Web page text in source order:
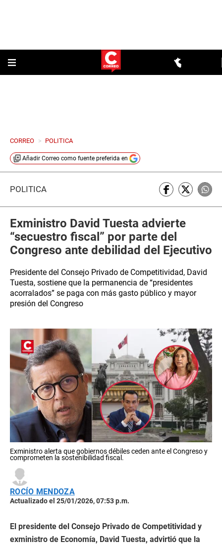
CORREO > POLITICA
Añadir Correo como fuente preferida en
POLÍTICA
Exministro David Tuesta advierte
“secuestro fiscal” por parte del
Congreso ante debilidad del Ejecutivo
Presidente del Consejo Privado de Competitividad, David
Tuesta, sostiene que la permanencia de “presidentes
acorralados” se paga con más gasto público y mayor
presión del Congreso
Exministro alerta que gobiernos débiles ceden ante el Congreso y
comprometen la sostenibilidad fiscal.
ROCÍO MENDOZA
Actualizado el 25/01/2026, 07:53 p.m.
El presidente del Consejo Privado de Competitividad y
exministro de Economía, David Tuesta, advirtió que la